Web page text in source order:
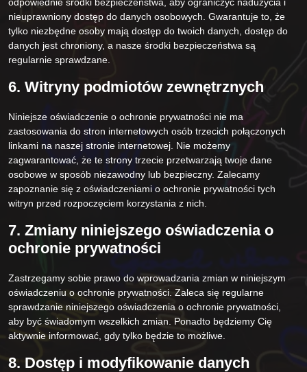
nieuprawniony dostęp do danych osobowych. Gwarantuje to, że
tylko niezbędne osoby mają dostęp do twoich danych, dostęp do
danych jest chroniony, a nasze środki bezpieczeństwa są
regularnie sprawdzane.
6. Witryny podmiotów zewnętrznych
Niniejsze oświadczenie o ochronie prywatności nie ma
zastosowania do stron internetowych osób trzecich połączonych
linkami na naszej stronie internetowej. Nie możemy
zagwarantować, że te strony trzecie przetwarzają twoje dane
osobowe w sposób niezawodny lub bezpieczny. Zalecamy
zapoznanie się z oświadczeniami o ochronie prywatności tych
witryn przed rozpoczęciem korzystania z nich.
7. Zmiany niniejszego oświadczenia o
ochronie prywatności
Zastrzegamy sobie prawo do wprowadzania zmian w niniejszym
oświadczeniu o ochronie prywatności. Zaleca się regularne
sprawdzanie niniejszego oświadczenia o ochronie prywatności,
aby być świadomym wszelkich zmian. Ponadto będziemy Cię
aktywnie informować, gdy tylko będzie to możliwe.
8. Dostęp i modyfikowanie danych